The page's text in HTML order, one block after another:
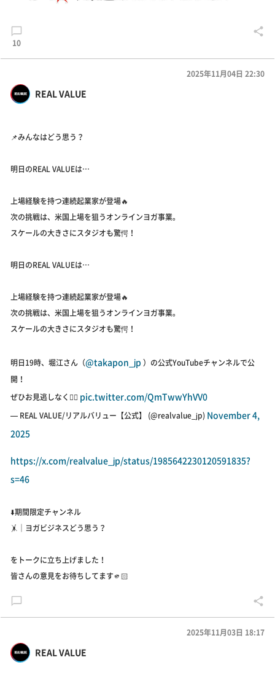
10
REAL VALUE
2025年11月04日 22:30
📌みんなはどう思う？
明日のREAL VALUEは…
上場経験を持つ連続起業家が登場🔥
次の挑戦は、米国上場を狙うオンラインヨガ事業。
スケールの大きさにスタジオも驚愕！
明日のREAL VALUEは…
上場経験を持つ連続起業家が登場🔥
次の挑戦は、米国上場を狙うオンラインヨガ事業。
スケールの大きさにスタジオも驚愕！
明日19時、堀江さん（@takapon_jp ）の公式YouTubeチャンネルで公
開！
ぜひお見逃しなく💁‍♀️ pic.twitter.com/QmTwwYhVV0
— REAL VALUE/リアルバリュー【公式】 (@realvalue_jp) November 4,
2025
https://x.com/realvalue_jp/status/1985642230120591835?
s=46
⬇️期間限定チャンネル
🤸｜ヨガビジネスどう思う？
をトークに立ち上げました！
皆さんの意見をお待ちしてます🫵🏻
REAL VALUE
2025年11月03日 18:17